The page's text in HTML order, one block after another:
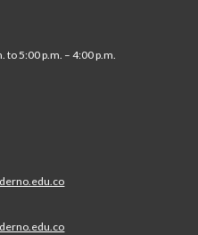
to 5:00 p.m. – 4:00 p.m.